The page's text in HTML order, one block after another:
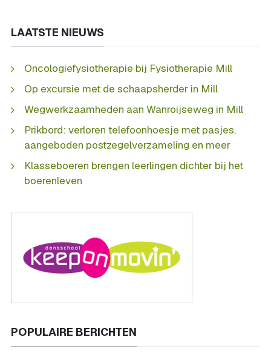
LAATSTE NIEUWS
Oncologiefysiotherapie bij Fysiotherapie Mill
Op excursie met de schaapsherder in Mill
Wegwerkzaamheden aan Wanroijseweg in Mill
Prikbord: verloren telefoonhoesje met pasjes,
aangeboden postzegelverzameling en meer
Klasseboeren brengen leerlingen dichter bij het
boerenleven
POPULAIRE BERICHTEN